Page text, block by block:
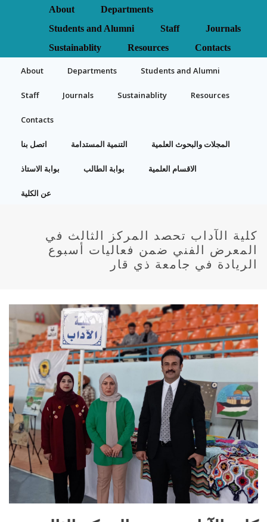
About
Departments
Students and Alumni
Staff
Journals
Sustainablity
Resources Contacts
About Departments Students and Alumni
Staff Journals Sustainablity Resources
Contacts
اتصل بنا التنمية المستدامة المجلات والبحوث العلمية
بوابة الاستاذ بوابة الطالب الاقسام العلمية
عن الكلية
كلية الآداب تحصد المركز الثالث في
المعرض الفني ضمن فعاليات أسبوع
الريادة في جامعة ذي قار